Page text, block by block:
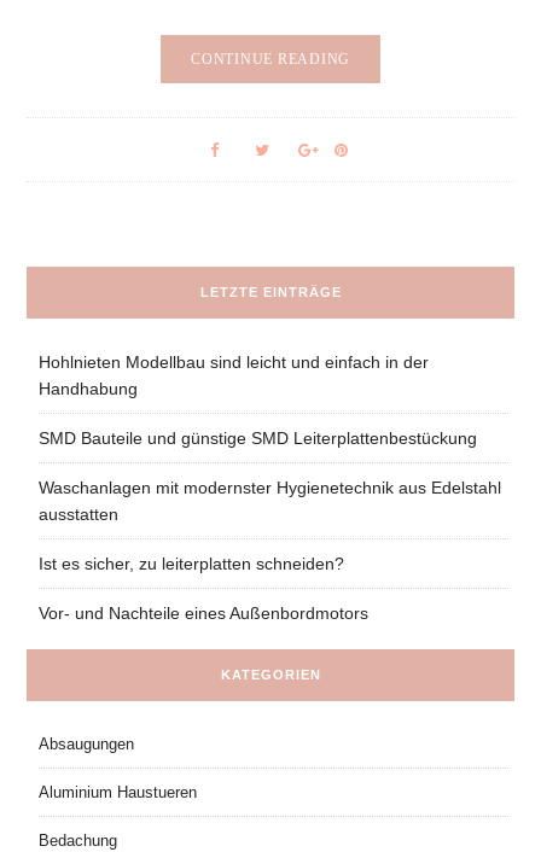
CONTINUE READING
LETZTE EINTRÄGE
Hohlnieten Modellbau sind leicht und einfach in der
Handhabung
SMD Bauteile und günstige SMD Leiterplattenbestückung
Waschanlagen mit modernster Hygienetechnik aus Edelstahl
ausstatten
Ist es sicher, zu leiterplatten schneiden?
Vor- und Nachteile eines Außenbordmotors
KATEGORIEN
Absaugungen
Aluminium Haustueren
Bedachung